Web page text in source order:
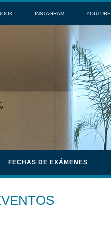
INSTAGRAM YOUTUBE
FECHAS DE EXÁMENES